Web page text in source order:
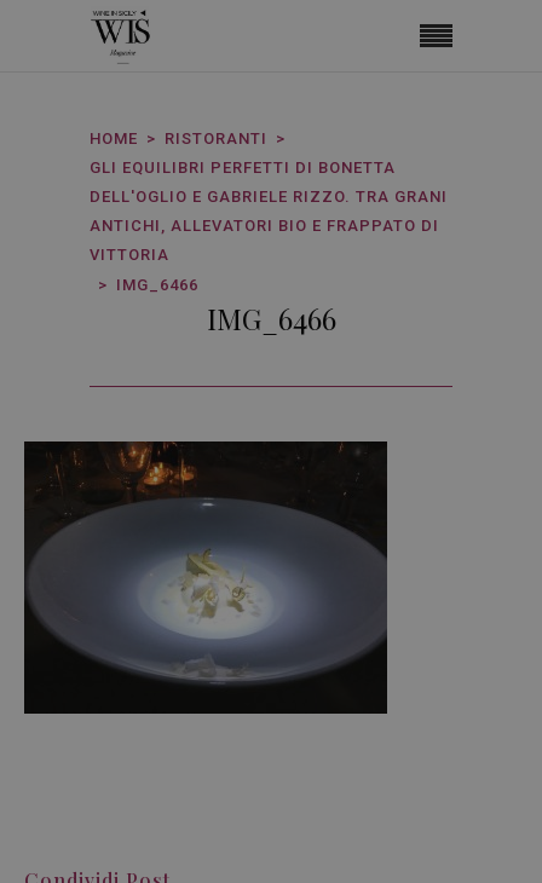
HOME
RISTORANTI
GLI EQUILIBRI PERFETTI DI BONETTA
DELL'OGLIO E GABRIELE RIZZO. TRA GRANI
ANTICHI, ALLEVATORI BIO E FRAPPATO DI
VITTORIA
IMG_6466
IMG_6466